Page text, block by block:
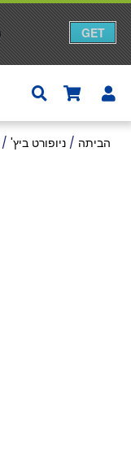
הביתה / ניופורט ביץ' /
ע
ג
GET